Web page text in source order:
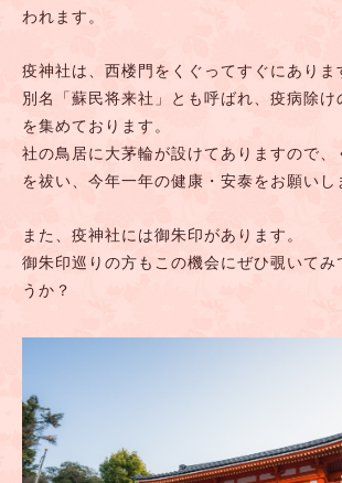
われます。
疫神社は、西楼門をくぐってすぐにありま
別名「蘇民将来社」とも呼ばれ、疫病除け
を集めております。
社の鳥居に大茅輪が設けてありますので、
を祓い、今年一年の健康・安泰をお願いし
また、疫神社には御朱印があります。
御朱印巡りの方もこの機会にぜひ覗いてみ
うか？